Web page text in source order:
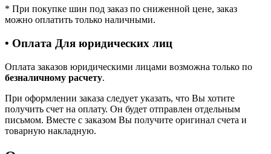
* При покупке шин под заказ по сниженной цене, заказ
можно оплатить только наличными.
• Оплата Для юридических лиц
Оплата заказов юридическими лицами возможна только по
безналичному расчету.
При оформлении заказа следует указать, что Вы хотите
получить счет на оплату. Он будет отправлен отдельным
письмом. Вместе с заказом Вы получите оригинал счета и
товарную накладную.